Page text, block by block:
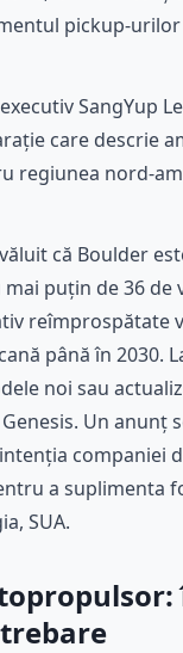
pickup-
SangYup
care descrie
regiunea nord-
că Boulder
puțin de 36 de
reîmprospătate
până în 2030.
noi sau
Un anunț
companiei
a suplimenta
SUA.